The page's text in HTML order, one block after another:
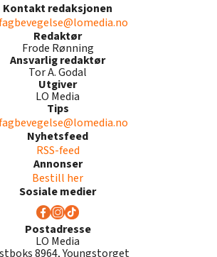
Kontakt redaksjonen
Redaktør
Frode Rønning
Ansvarlig redaktør
Tor A. Godal
Utgiver
LO Media
Tips
Nyhetsfeed
RSS-feed
Annonser
Bestill her
Sosiale medier
Postadresse
LO Media
8964, Youngstorget